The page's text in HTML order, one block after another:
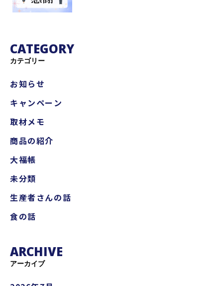
CATEGORY
カテゴリー
お知らせ
キャンペーン
取材メモ
商品の紹介
大福帳
未分類
生産者さんの話
食の話
ARCHIVE
アーカイブ